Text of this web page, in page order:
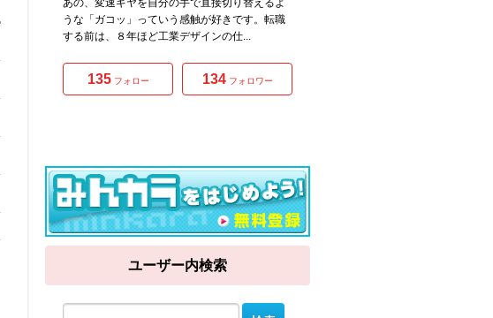
あの、変速ギヤを自分の手で直接切り替えるよ
うな「ガコッ」っていう感触が好きです。転職
する前は、８年ほど工業デザインの仕...
135フォロー 134フォロワー
ユーザー内検索